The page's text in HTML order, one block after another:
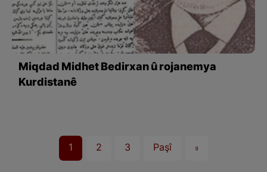
Miqdad Midhet Bedirxan û rojanemya
Kurdistanê
1 2 3 Paşî »